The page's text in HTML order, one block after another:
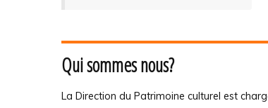
Qui sommes nous?
La Direction du Patrimoine culturel est